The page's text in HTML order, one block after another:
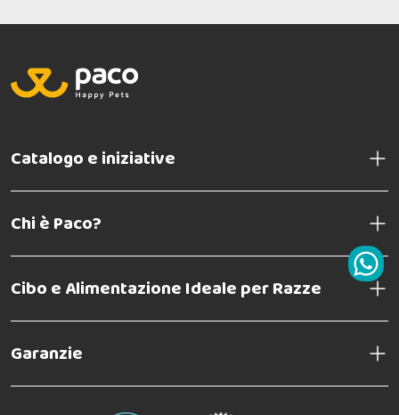
Catalogo e iniziative
Chi è Paco?
Cibo e Alimentazione Ideale per Razze
Garanzie